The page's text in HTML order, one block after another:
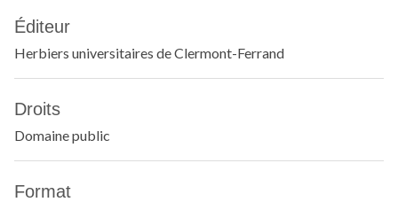
Éditeur
Herbiers universitaires de Clermont-Ferrand
Droits
Domaine public
Format